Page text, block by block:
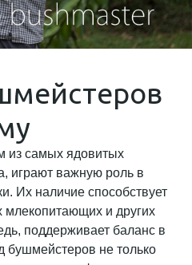
из самых ядовитых
играют важную роль в
Их наличие способствует
млекопитающих и других
поддерживает баланс в
бушмейстеров не только